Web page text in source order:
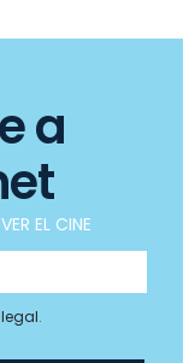
a
EL CINE
.